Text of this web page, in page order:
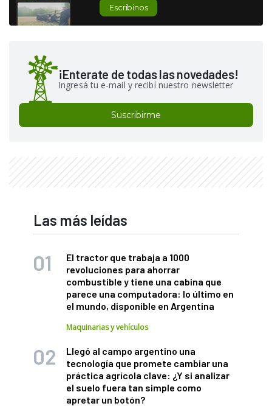
Escribinos
¡Enterate de todas las novedades!
Ingresá tu e-mail y recibí nuestro newsletter
Suscribirme
Las más leídas
El tractor que trabaja a 1000
revoluciones para ahorrar
combustible y tiene una cabina que
parece una computadora: lo último en
el mundo, disponible en Argentina
Maquinarias y vehículos
Llegó al campo argentino una
tecnología que promete cambiar una
práctica agrícola clave: ¿Y si analizar
el suelo fuera tan simple como
apretar un botón?